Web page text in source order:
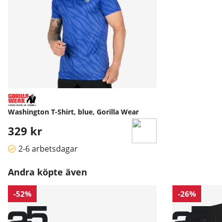
Washington T-Shirt, blue, Gorilla Wear
329 kr
2-6 arbetsdagar
Andra köpte även
-52% -26%